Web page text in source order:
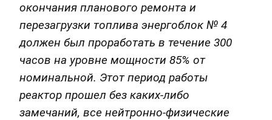
окончания планового ремонта и
перезагрузки топлива энергоблок № 4
должен был проработать в течение 300
часов на уровне мощности 85% от
номинальной. Этот период работы
реактор прошел без каких-либо
замечаний, все нейтронно-физические